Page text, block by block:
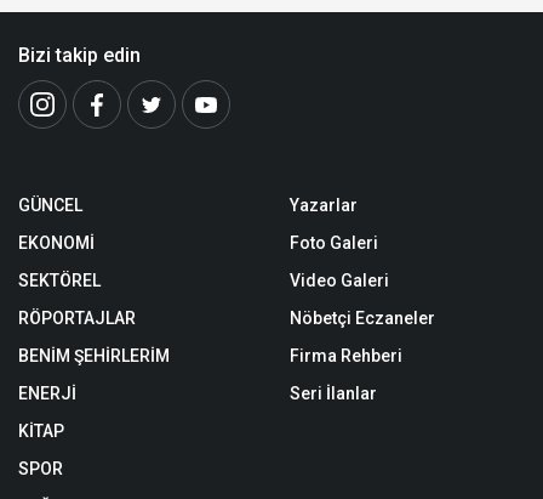
Bizi takip edin
GÜNCEL
EKONOMİ
SEKTÖREL
RÖPORTAJLAR
BENİM ŞEHİRLERİM
ENERJİ
KİTAP
SPOR
Yazarlar
Foto Galeri
Video Galeri
Nöbetçi Eczaneler
Firma Rehberi
Seri İlanlar